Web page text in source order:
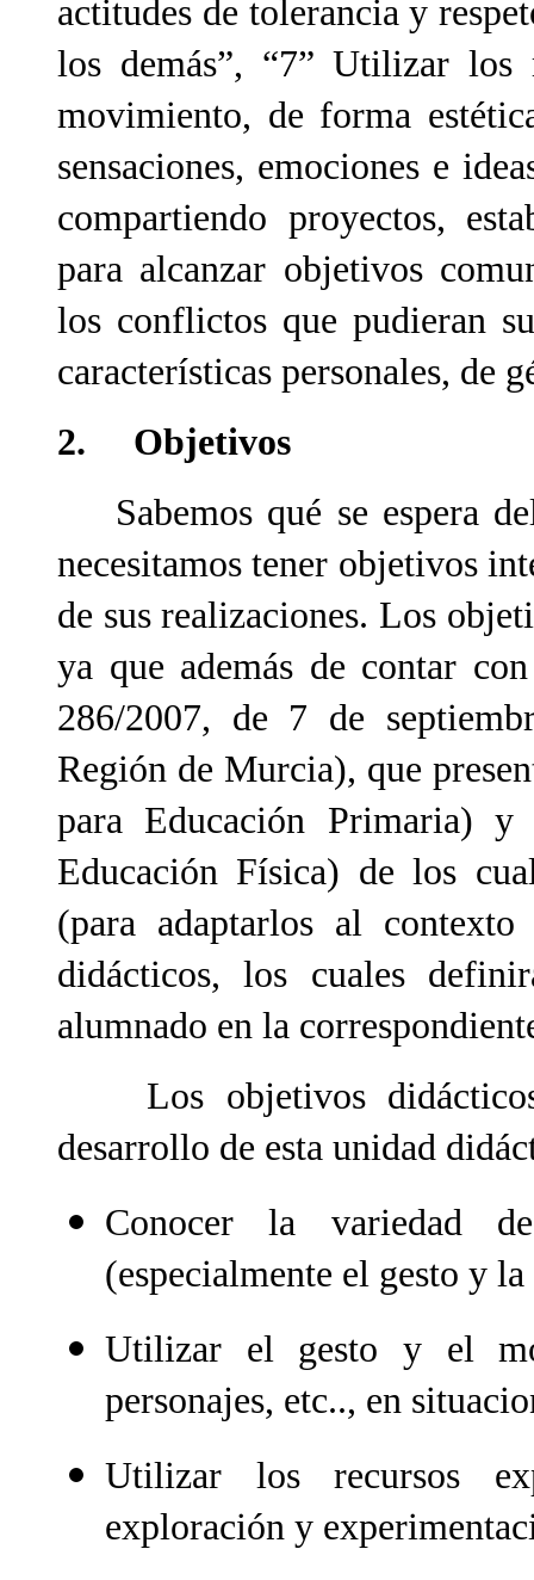
actitudes de tolerancia y
los demás”, “7” Utilizar los
movimiento, de forma
sensaciones, emociones e
compartiendo proyectos,
para alcanzar objetivos
los conflictos que pudieran
características personales, de
2. Objetivos
Sabemos qué se espera
necesitamos tener objetivos
de sus realizaciones. Los
ya que además de contar
286/2007, de 7 de
Región de Murcia), que
para Educación Primaria)
Educación Física) de los
(para adaptarlos al
didácticos, los cuales
alumnado en la
Los objetivos didácticos
desarrollo de esta unidad
Conocer la variedad
(especialmente el gesto y
Utilizar el gesto y el
personajes, etc.., en
Utilizar los recursos
exploración y